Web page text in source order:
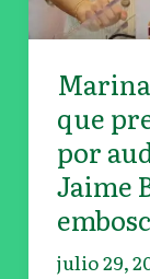
que
por
Jaime
julio 29,
filtrados
acusa
a
Jaime
Bonilla
de
una